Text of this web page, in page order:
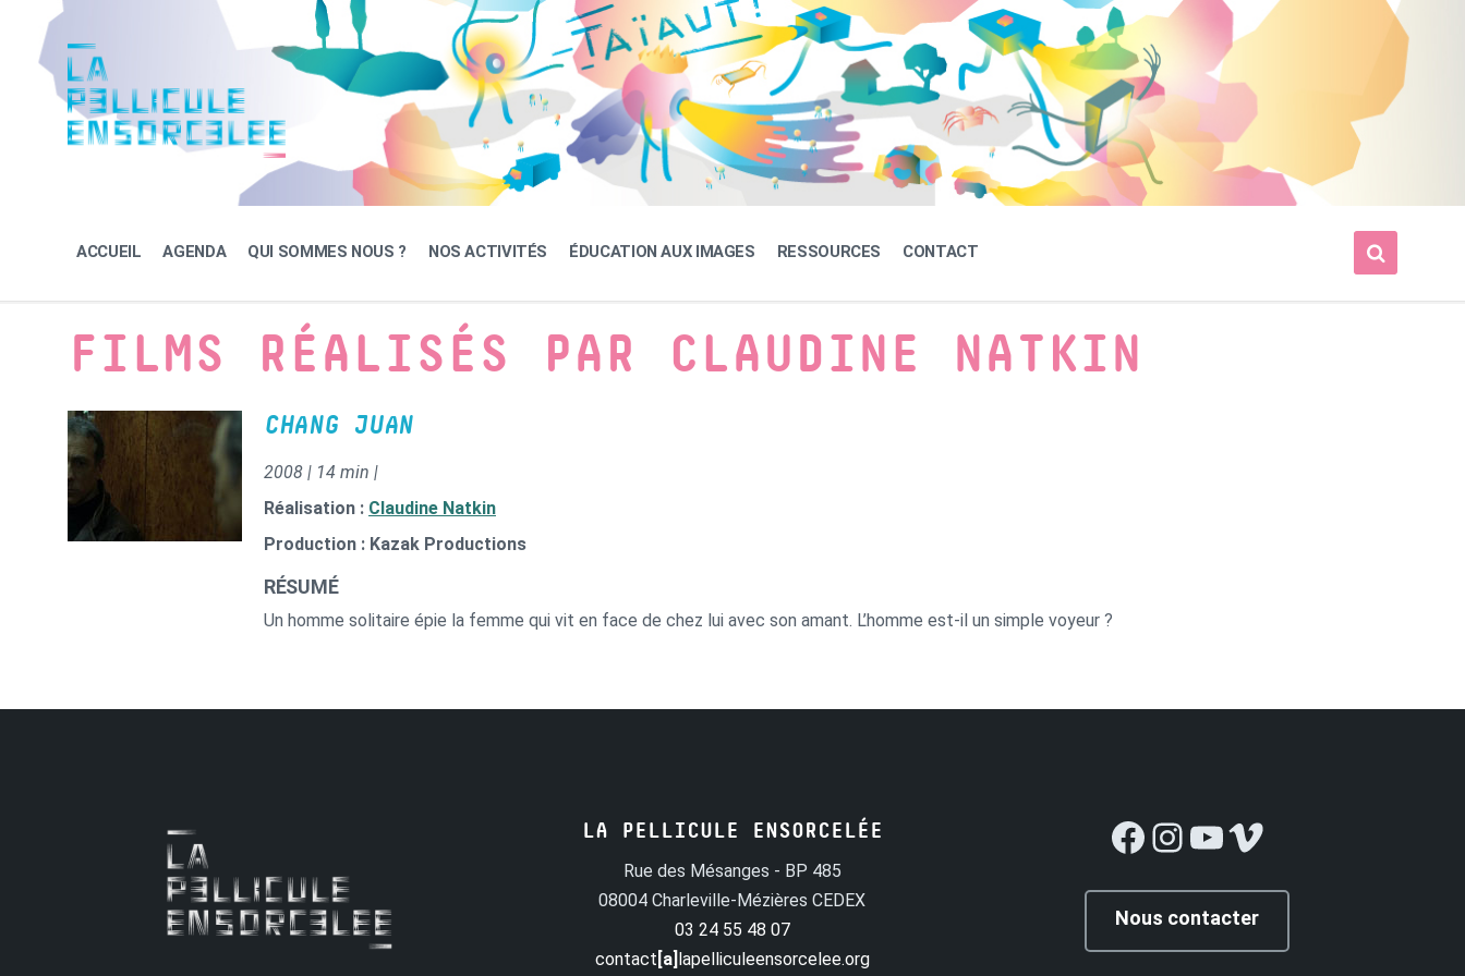
content
navigation
footer
ACCUEIL AGENDA QUI SOMMES NOUS ? NOS ACTIVITÉS ÉDUCATION AUX IMAGES RESSOURCES CONTACT
FILMS RÉALISÉS PAR CLAUDINE NATKIN
CHANG JUAN
2008 | 14 min |
Réalisation : Claudine Natkin
Production : Kazak Productions
RÉSUMÉ
Un homme solitaire épie la femme qui vit en face de chez lui avec son amant. L’homme est-il un simple voyeur ?
LA PELLICULE ENSORCELÉE
Rue des Mésanges - BP 485
08004 Charleville-Mézières CEDEX
03 24 55 48 07
contact [a] lapelliculeensorcelee.org
Facebook
Instagram
YouTube
Vimeo
Nous contacter